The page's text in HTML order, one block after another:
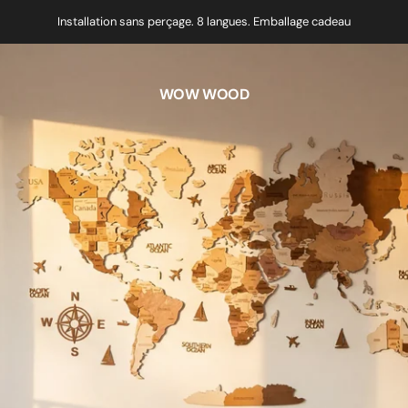
Installation sans perçage. 8 langues. Emballage cadeau
WOW WOOD